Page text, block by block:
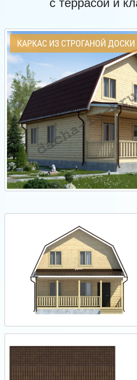
КАРКАС ИЗ СТРОГАНОЙ ДОСКИ